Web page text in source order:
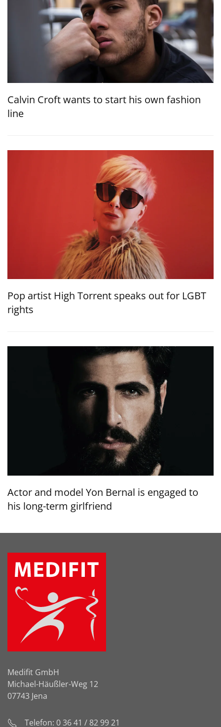
Calvin Croft wants to start his own fashion
line
Pop artist High Torrent speaks out for LGBT
rights
Actor and model Yon Bernal is engaged to
his long-term girlfriend
Medifit GmbH
Michael-Häußler-Weg 12
07743 Jena
Telefon: 0 36 41 / 82 99 21